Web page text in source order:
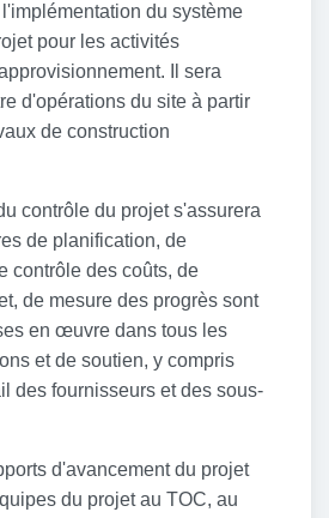
du système
pour les activités
Il sera
d'opérations du site à partir
de construction
contrôle du projet s'assurera
de planification, de
contrôle des coûts, de
de mesure des progrès sont
en œuvre dans tous les
et de soutien, y compris
des fournisseurs et des sous-
d'avancement du projet
du projet au TOC, au